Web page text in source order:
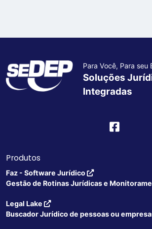
Para Você, Para seu
Soluções
Integradas
Produtos
Faz - Software Jurídico
Gestão de Rotinas Jurídicas e
Legal Lake
Buscador Jurídico de pessoas ou